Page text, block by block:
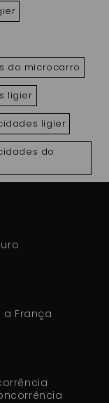
do microcarro
ligier
ligier
do
França